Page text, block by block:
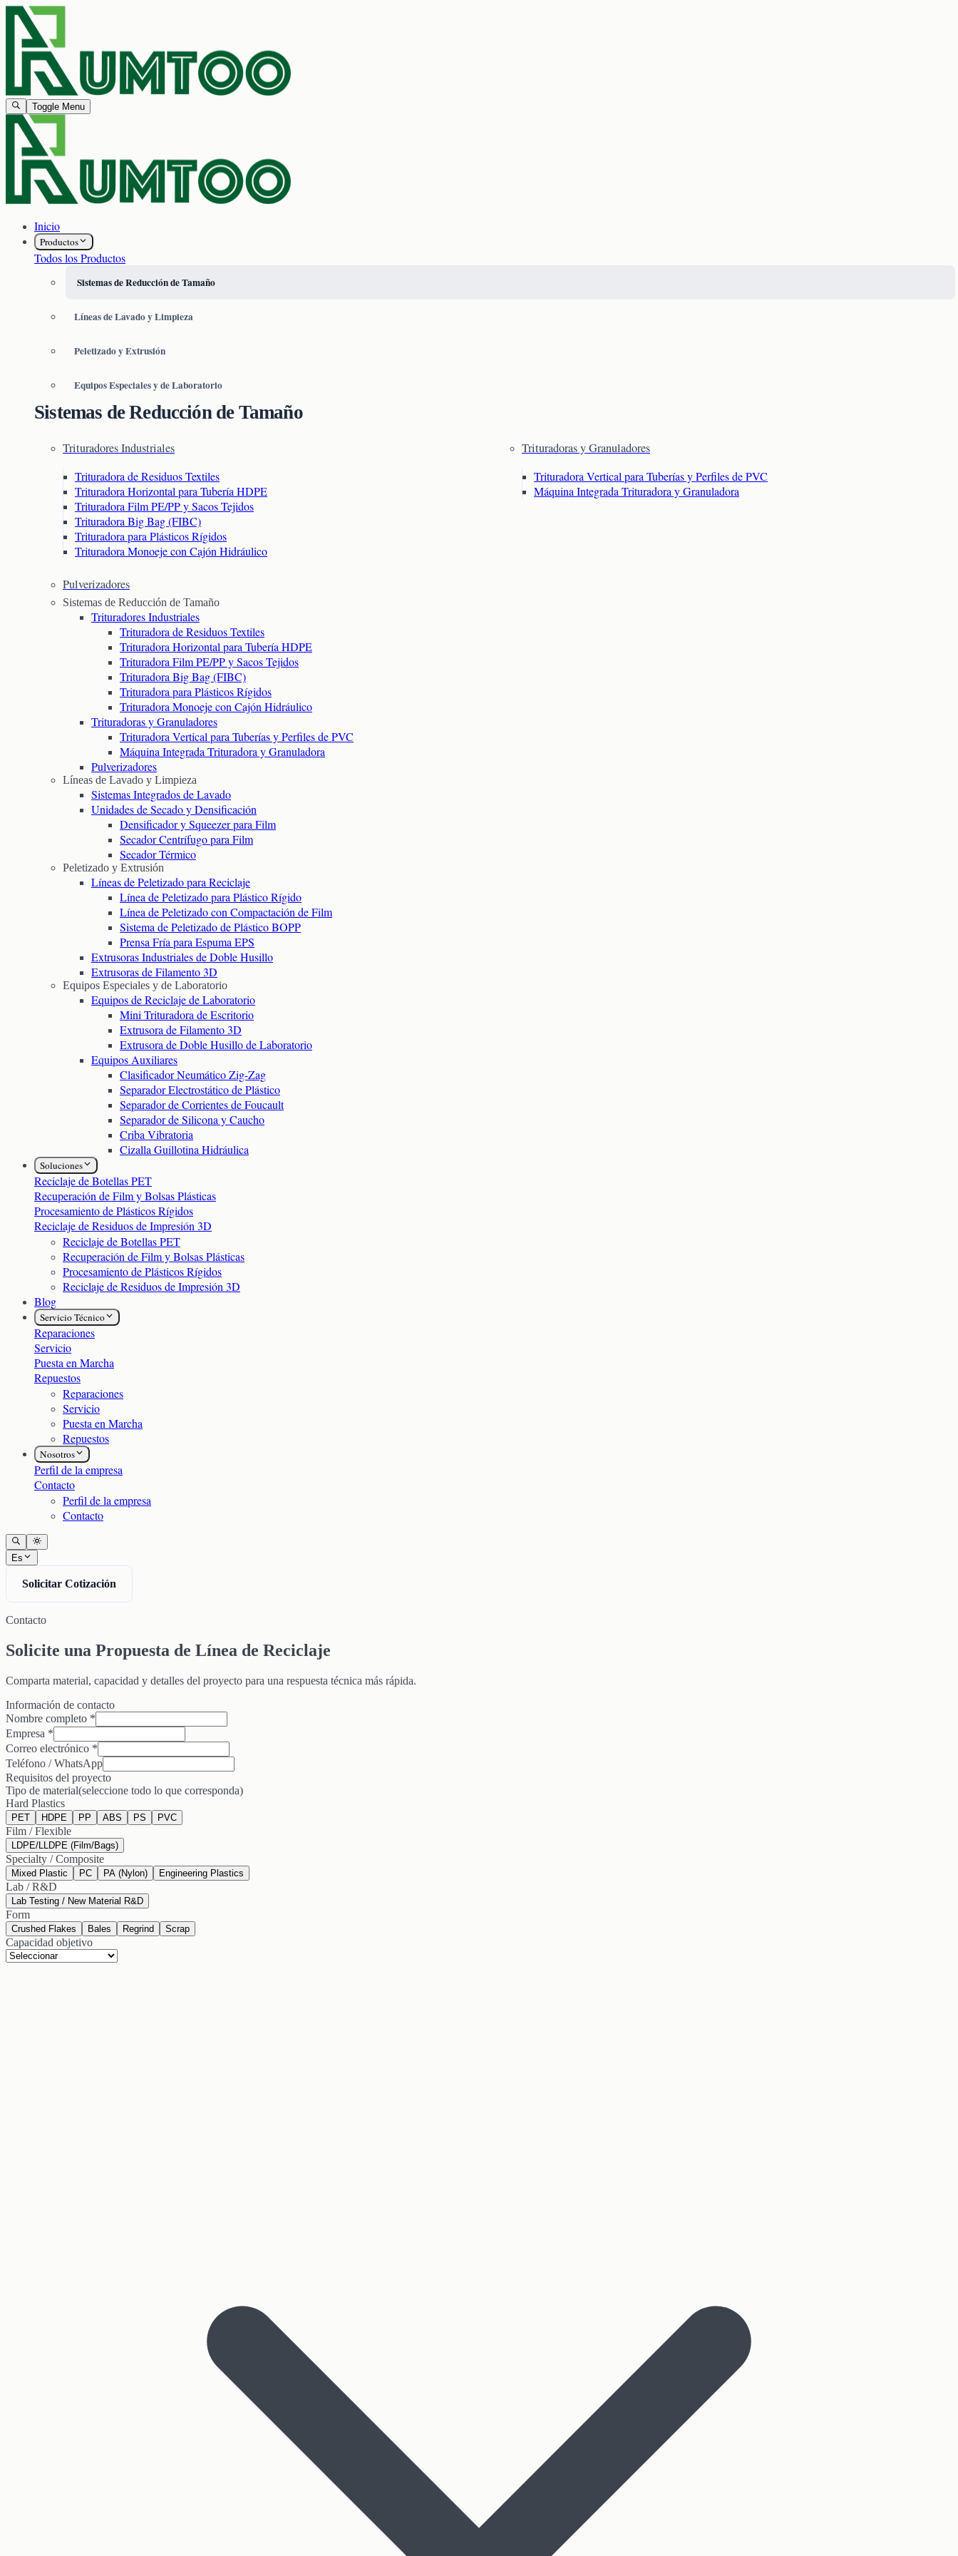
Toggle Menu
Inicio
Productos
Todos los Productos
Sistemas de Reducción de Tamaño
Líneas de Lavado y Limpieza
Peletizado y Extrusión
Equipos Especiales y de Laboratorio
Sistemas de Reducción de Tamaño
Trituradores Industriales
Trituradora de Residuos Textiles
Trituradora Horizontal para Tubería HDPE
Trituradora Film PE/PP y Sacos Tejidos
Trituradora Big Bag (FIBC)
Trituradora para Plásticos Rígidos
Trituradora Monoeje con Cajón Hidráulico
Trituradoras y Granuladores
Trituradora Vertical para Tuberías y Perfiles de PVC
Máquina Integrada Trituradora y Granuladora
Pulverizadores
Sistemas de Reducción de Tamaño
Trituradores Industriales
Trituradora de Residuos Textiles
Trituradora Horizontal para Tubería HDPE
Trituradora Film PE/PP y Sacos Tejidos
Trituradora Big Bag (FIBC)
Trituradora para Plásticos Rígidos
Trituradora Monoeje con Cajón Hidráulico
Trituradoras y Granuladores
Trituradora Vertical para Tuberías y Perfiles de PVC
Máquina Integrada Trituradora y Granuladora
Pulverizadores
Líneas de Lavado y Limpieza
Sistemas Integrados de Lavado
Unidades de Secado y Densificación
Densificador y Squeezer para Film
Secador Centrífugo para Film
Secador Térmico
Peletizado y Extrusión
Líneas de Peletizado para Reciclaje
Línea de Peletizado para Plástico Rígido
Línea de Peletizado con Compactación de Film
Sistema de Peletizado de Plástico BOPP
Prensa Fría para Espuma EPS
Extrusoras Industriales de Doble Husillo
Extrusoras de Filamento 3D
Equipos Especiales y de Laboratorio
Equipos de Reciclaje de Laboratorio
Mini Trituradora de Escritorio
Extrusora de Filamento 3D
Extrusora de Doble Husillo de Laboratorio
Equipos Auxiliares
Clasificador Neumático Zig-Zag
Separador Electrostático de Plástico
Separador de Corrientes de Foucault
Separador de Silicona y Caucho
Criba Vibratoria
Cizalla Guillotina Hidráulica
Soluciones
Reciclaje de Botellas PET
Recuperación de Film y Bolsas Plásticas
Procesamiento de Plásticos Rígidos
Reciclaje de Residuos de Impresión 3D
Reciclaje de Botellas PET
Recuperación de Film y Bolsas Plásticas
Procesamiento de Plásticos Rígidos
Reciclaje de Residuos de Impresión 3D
Blog
Servicio Técnico
Reparaciones
Servicio
Puesta en Marcha
Repuestos
Reparaciones
Servicio
Puesta en Marcha
Repuestos
Nosotros
Perfil de la empresa
Contacto
Perfil de la empresa
Contacto
Es
Solicitar Cotización
Contacto
Solicite una Propuesta de Línea de Reciclaje
Comparta material, capacidad y detalles del proyecto para una respuesta técnica más rápida.
Información de contacto
Nombre completo *
Empresa *
Correo electrónico *
Teléfono / WhatsApp
Requisitos del proyecto
Tipo de material(seleccione todo lo que corresponda)
Hard Plastics
PET HDPE PP ABS PS PVC
Film / Flexible
LDPE/LLDPE (Film/Bags)
Specialty / Composite
Mixed Plastic PC PA (Nylon) Engineering Plastics
Lab / R&D
Lab Testing / New Material R&D
Form
Crushed Flakes Bales Regrind Scrap
Capacidad objetivo